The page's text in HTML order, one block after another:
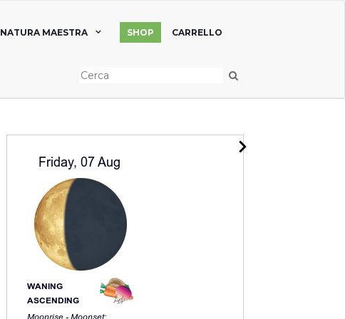
NATURA MAESTRA SHOP CARRELLO